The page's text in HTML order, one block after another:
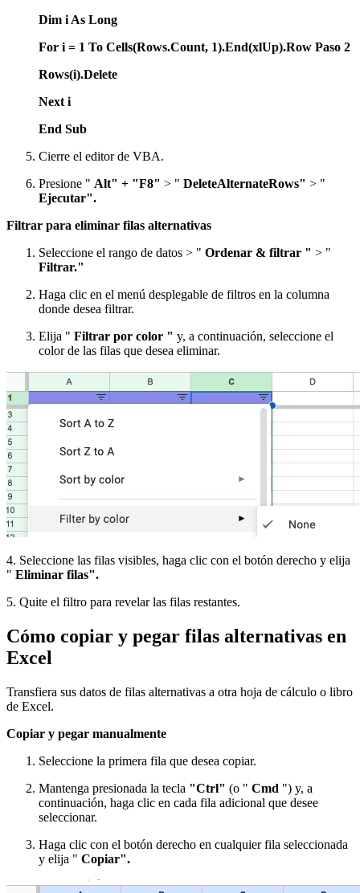
Dim i As Long
For i = 1 To Cells(Rows.Count, 1).End(xlUp).Row Paso 2
Rows(i).Delete
Next i
End Sub
Cierre el editor de VBA.
Presione " Alt" + "F8" > " DeleteAlternateRows" > "
Ejecutar".
Filtrar para eliminar filas alternativas
Seleccione el rango de datos > " Ordenar & filtrar " > "
Filtrar."
Haga clic en el menú desplegable de filtros en la columna
donde desea filtrar.
Elija " Filtrar por color " y, a continuación, seleccione el
color de las filas que desea eliminar.
4. Seleccione las filas visibles, haga clic con el botón derecho y elija
" Eliminar filas".
5. Quite el filtro para revelar las filas restantes.
Cómo copiar y pegar filas alternativas en
Excel
Transfiera sus datos de filas alternativas a otra hoja de cálculo o libro
de Excel.
Copiar y pegar manualmente
Seleccione la primera fila que desea copiar.
Mantenga presionada la tecla "Ctrl" (o " Cmd ") y, a
continuación, haga clic en cada fila adicional que desee
seleccionar.
Haga clic con el botón derecho en cualquier fila seleccionada
y elija " Copiar".